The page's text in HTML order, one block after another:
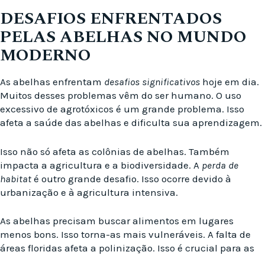
DESAFIOS ENFRENTADOS
PELAS ABELHAS NO MUNDO
MODERNO
As abelhas enfrentam desafios significativos hoje em dia.
Muitos desses problemas vêm do ser humano. O uso
excessivo de agrotóxicos é um grande problema. Isso
afeta a saúde das abelhas e dificulta sua aprendizagem.
Isso não só afeta as colônias de abelhas. Também
impacta a agricultura e a biodiversidade. A perda de
habitat é outro grande desafio. Isso ocorre devido à
urbanização e à agricultura intensiva.
As abelhas precisam buscar alimentos em lugares
menos bons. Isso torna-as mais vulneráveis. A falta de
áreas floridas afeta a polinização. Isso é crucial para as